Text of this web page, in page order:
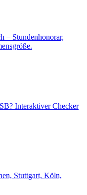
– Stundenhonorar,
Interaktiver Checker
Stuttgart, Köln,